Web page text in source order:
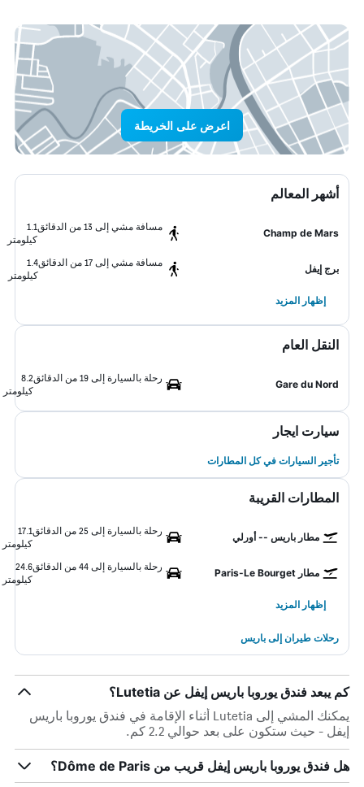
اعرض على الخريطة
أشهر المعالم
Champ de Mars
مسافة مشي إلى 13 من الدقائق
1.1
كيلومتر
برج إيفل
مسافة مشي إلى 17 من الدقائق
1.4
كيلومتر
إظهار المزيد
النقل العام
Gare du Nord
رحلة بالسيارة إلى 19 من الدقائق
8.2
كيلومتر
سيارت ايجار
تأجير السيارات في كل المطارات
المطارات القريبة
مطار باريس -- أورلي
رحلة بالسيارة إلى 25 من الدقائق
17.1
كيلومتر
مطار Paris-Le Bourget
رحلة بالسيارة إلى 44 من الدقائق
24.6
كيلومتر
إظهار المزيد
رحلات طيران إلى باريس
كم يبعد فندق يوروبا باريس إيفل عن Lutetia؟
يمكنك المشي إلى Lutetia أثناء الإقامة في فندق يوروبا باريس
إيفل - حيث ستكون على بعد حوالي 2.2 كم.
هل فندق يوروبا باريس إيفل قريب من Dôme de Paris؟